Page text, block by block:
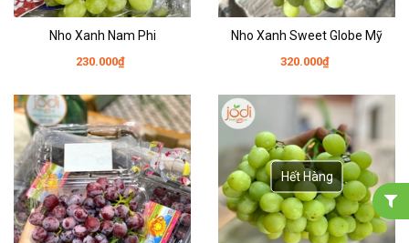
Nho Xanh Nam Phi
230.000₫
Nho Xanh Sweet Globe Mỹ
320.000₫
Hết Hàng